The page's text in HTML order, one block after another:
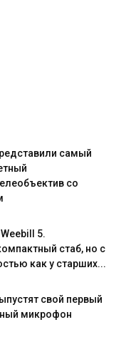
самый
со
5.
стаб, но с
как у старших...
свой первый
микрофон